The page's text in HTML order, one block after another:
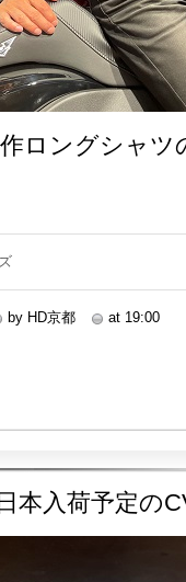
ロングシャツ
by HD京都 at 19:00
本入荷予定の